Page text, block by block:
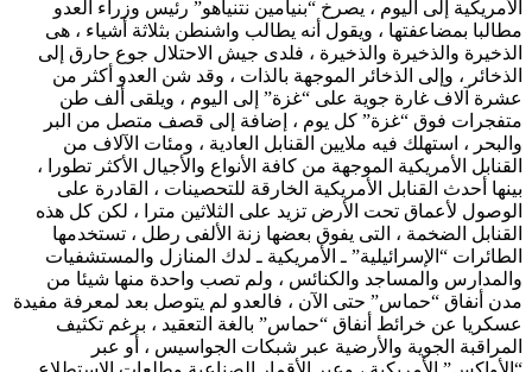
الأمريكية إلى اليوم ، يصرخ “بنيامين نتنياهو” رئيس وزراء العدو
مطالبا بمضاعفتها ، ويقول أنه يطالب واشنطن بثلاثة أشياء ، هى
الذخيرة والذخيرة والذخيرة ، فلدى جيش الاحتلال جوع حارق إلى
الذخائر ، وإلى الذخائر الموجهة بالذات ، وقد شن العدو أكثر من
عشرة آلاف غارة جوية على “غزة” إلى اليوم ، ويلقى ألف طن
متفجرات فوق “غزة” كل يوم ، إضافة إلى قصف متصل من البر
والبحر ، استهلك فيه ملايين القنابل العادية ، ومئات الآلاف من
القنابل الأمريكية الموجهة من كافة الأنواع والأجيال الأكثر تطورا ،
بينها أحدث القنابل الأمريكية الخارقة للتحصينات ، القادرة على
الوصول لأعماق تحت الأرض تزيد على الثلاثين مترا ، لكن كل هذه
القنابل الضخمة ، التى يفوق بعضها زنة الألفى رطل ، تستخدمها
الطائرات “الإسرائيلية” ـ الأمريكية ـ لدك المنازل والمستشفيات
والمدارس والمساجد والكنائس ، ولم تصب واحدة منها شيئا من
مدن أنفاق “حماس” حتى الآن ، فالعدو لم يتوصل بعد لمعرفة مفيدة
عسكريا عن خرائط أنفاق “حماس” بالغة التعقيد ، برغم تكثيف
المراقبة الجوية والأرضية عبر شبكات الجواسيس ، أو عبر